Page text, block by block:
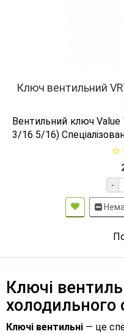
Ключ вентильний
Вентильний ключ
3/16 5/16)
-
Ключі
холодильного
Ключі вентильні — це